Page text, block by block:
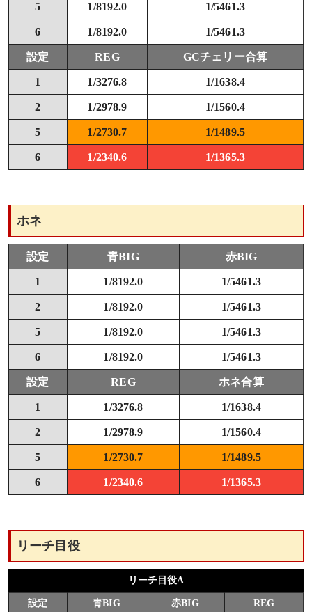
5 1/8192.0 1/5461.3
6 1/8192.0 1/5461.3
設定 REG GCチェリー合算
1 1/3276.8 1/1638.4
2 1/2978.9 1/1560.4
5 1/2730.7 1/1489.5
6 1/2340.6 1/1365.3
ホネ
設定 青BIG 赤BIG
1 1/8192.0 1/5461.3
2 1/8192.0 1/5461.3
5 1/8192.0 1/5461.3
6 1/8192.0 1/5461.3
設定 REG ホネ合算
1 1/3276.8 1/1638.4
2 1/2978.9 1/1560.4
5 1/2730.7 1/1489.5
6 1/2340.6 1/1365.3
リーチ目役
リーチ目役A
設定 青BIG 赤BIG REG